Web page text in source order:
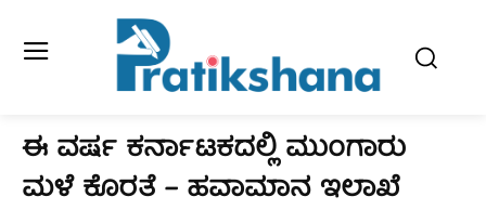
ಈ ವರ್ಷ ಕರ್ನಾಟಕದಲ್ಲಿ ಮುಂಗಾರು
ಮಳೆ ಕೊರತೆ – ಹವಾಮಾನ ಇಲಾಖೆ